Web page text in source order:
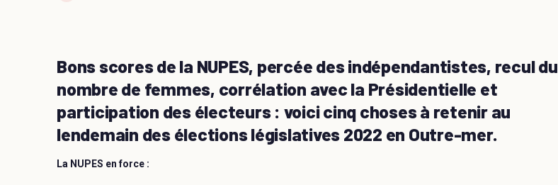
Bons scores de la NUPES, percée des indépendantistes, recul du
nombre de femmes, corrélation avec la Présidentielle et
participation des électeurs : voici cinq choses à retenir au
lendemain des élections législatives 2022 en Outre-mer.
La NUPES en force :